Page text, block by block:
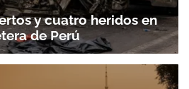
y cuatro heridos en
de Perú